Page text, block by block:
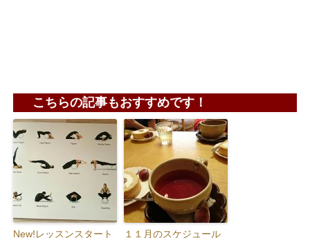
こちらの記事もおすすめです！
New!レッスンスタート １１月のスケジュール